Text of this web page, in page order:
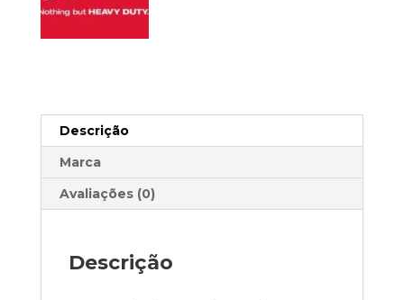
Descrição
Marca
Avaliações (0)
Descrição